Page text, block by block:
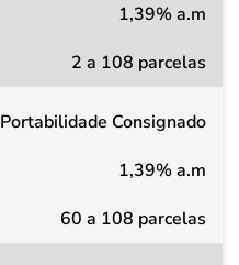
1,39% a.m
2 a 108 parcelas
Portabilidade Consignado
1,39% a.m
60 a 108 parcelas